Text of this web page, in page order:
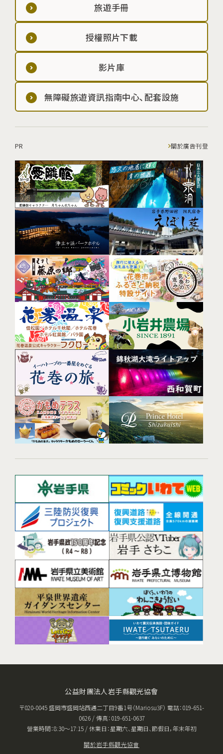
旅遊手冊
授權照片下載
影片庫
無障礙旅遊資訊指南中心、配套設施
PR 關於廣告刊登
公益財團法人岩手縣觀光協會
〒020-0045 盛岡市盛岡站西通二丁目9番1号（Mariosu3F） 電話：019-651-
0626 / 傳真：019-651-0637
營業時間：8:30〜17:15 / 休業日：星期六、星期日、節假日，年末年初
關於岩手縣觀光協會